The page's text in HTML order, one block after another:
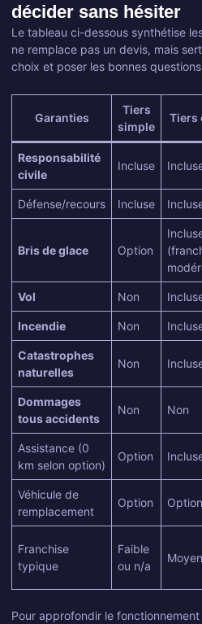
décider sans hésiter
Le tableau ci-dessous synthétise
ne remplace pas un devis, mais
choix et poser les bonnes
Garanties
Tiers
simple
Tiers
Responsabilité
civile
Incluse
Défense/recours Incluse
Bris de glace Option
Vol Non
Incendie Non
Catastrophes
naturelles
Non
Dommages
tous accidents
Non Non
Assistance (0
km selon option)
Option
Véhicule de
remplacement
Option Option
Franchise
typique
Faible
ou n/a
Pour approfondir le